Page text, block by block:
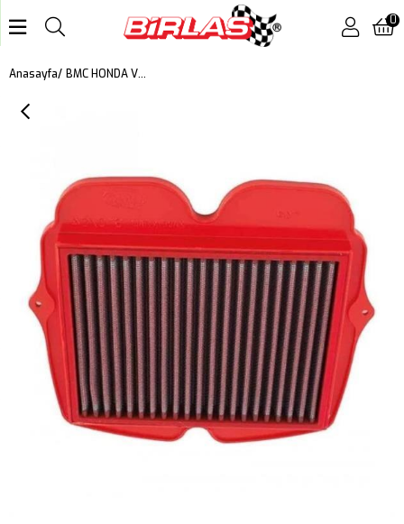
0
Anasayfa BMC HONDA VFR 1200 F, VFR 1200 XDC CROSSTOURER KUTU İÇİ PERFORMANS HAVA FİLTRESİ FM610/04